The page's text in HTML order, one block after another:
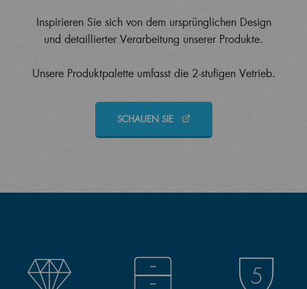
Inspirieren Sie sich von dem ursprünglichen Design
und detaillierter Verarbeitung unserer Produkte.
Unsere Produktpalette umfasst die 2-stufigen Vetrieb.
SCHAUEN SIE